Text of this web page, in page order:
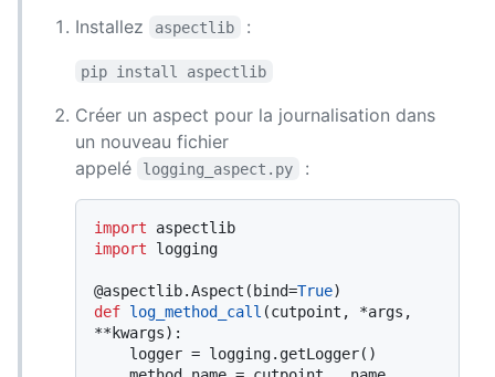
Installez
aspectlib :
pip install aspectlib
Créer un aspect pour la journalisation dans
un nouveau fichier
appelé
logging_aspect.py :
import
import logging
@aspectlib.Aspect(bind=True)
def log_method_call (cutpoint, *args,
**kwargs):